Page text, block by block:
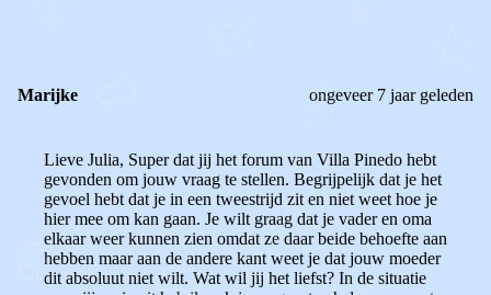
Marijke ongeveer 7 jaar geleden
Lieve Julia, Super dat jij het forum van Villa Pinedo hebt
gevonden om jouw vraag te stellen. Begrijpelijk dat je het
gevoel hebt dat je in een tweestrijd zit en niet weet hoe je
hier mee om kan gaan. Je wilt graag dat je vader en oma
elkaar weer kunnen zien omdat ze daar beide behoefte aan
hebben maar aan de andere kant weet je dat jouw moeder
dit absoluut niet wilt. Wat wil jij het liefst? In de situatie